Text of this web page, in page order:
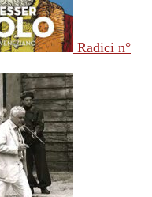
Radici n°